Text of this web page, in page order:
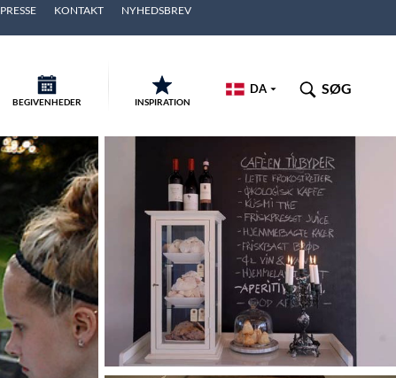
PRESSE KONTAKT
NYHEDSBREV
DA SØG
BEGIVENHEDER INSPIRATION